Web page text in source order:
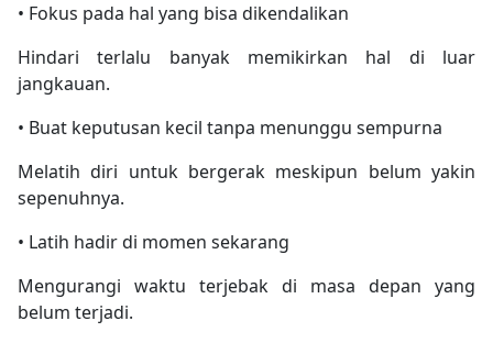
• Fokus pada hal yang bisa dikendalikan
Hindari terlalu banyak memikirkan hal di luar
jangkauan.
• Buat keputusan kecil tanpa menunggu sempurna
Melatih diri untuk bergerak meskipun belum yakin
sepenuhnya.
• Latih hadir di momen sekarang
Mengurangi waktu terjebak di masa depan yang
belum terjadi.